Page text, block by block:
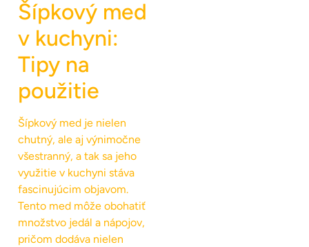
Šípkový med
v kuchyni:
Tipy na
použitie
Šípkový med je nielen
chutný, ale aj výnimočne
všestranný, a tak sa jeho
využitie v kuchyni stáva
fascinujúcim objavom.
Tento med môže obohatiť
množstvo jedál a nápojov,
pričom dodáva nielen